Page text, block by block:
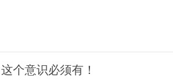
个意识必须有！